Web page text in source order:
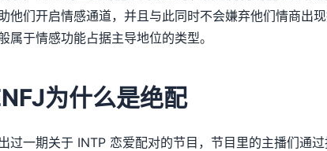
他们开启情感通道，并且与此同时不会嫌弃他们情商出
属于情感功能占据主导地位的类型。
为什么是绝配
过一期关于 INTP 恋爱配对的节目，节目里的主播们通